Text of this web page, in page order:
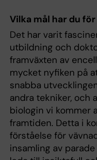
Vilka mål har du
Det har varit
utbildning och
framväxten av
mycket nyfiken på
snabba
andra tekniker, och
biologin vi kommer
framtiden. Detta i
förståelse för
insamling av